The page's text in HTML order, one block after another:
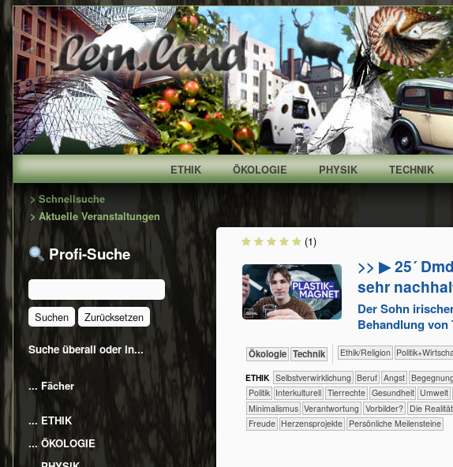
ETHIK ÖKOLOGIE PHYSIK TECHNIK
>> ▶ 25´
sehr
Der Sohn
Behandlung von
​​​​​​​Ökologie ​Technik ​​​​​​​​​​Ethik/​Religion
ETHIK ​​​​​​​​​​​​​​​​​​​​​​​​​​​​​​​​​​​​​​​​Selbst­verwirklichung ​​​​​​​​​​​​​​​Beruf ​​​​​​​​​​​​​Angst
​​​​​​​​​Politik ​​​​​​​​Interkulturell ​​​​​​​​Tierrechte ​​​​​​Gesundheit ​​​​​Umwelt
​​Minimalismus ​​Verantwortung ​​Vorbilder? ​Die
Freude Herzensprojekte Persönliche Meilensteine
(1)
Primary
Sidebar
> Schnellsuche
> Aktuelle Veranstaltungen
Profi-Suche
Suche überall oder in...
... Fächer
... ETHIK
... ÖKOLOGIE